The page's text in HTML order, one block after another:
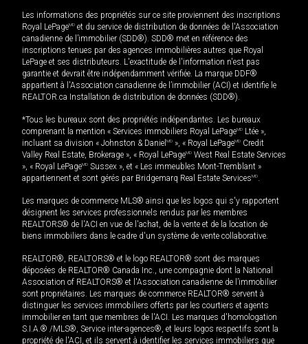
Les informations des propriétés sur ce site proviennent des inscriptions
Royal LePageMD et du service de distribution de données de l'Association
canadienne de l’immobilier (SDD®). SDD® met en référence des
inscriptions tenues par des agences immobilières autres que Royal
LePage et ses distributeurs. L'exactitude de l'information n'est pas
garantie et devrait être indépendamment vérifiée. La marque DDF®
appartient à l'Association canadienne de l’immobilier (ACI) et identifie le
REALTOR.ca Installation de distribution de données (SDD®).
*Tous les bureaux sont des propriétés indépendantes. Les bureaux
comprenant la mention « Services immobiliers Royal LePageMD Ltée »,
incluant sa division « Johnston & Daniel MD », « Royal LePageMD Credit
Valley Real Estate, Brokerage », « Royal LePageMD West Real Estate Services
», « Royal LePageMD Sussex », et « Les immeubles Mont-Tremblant »
appartiennent et sont gérés par Bridgemarq Real Estate ServicesMD.
Les marques de commerce MLS® ainsi que les logos qui s'y rapportent
désignent les services professionnels rendus par les membres
REALTORS® de l'ACI en vue de l'achat, de la vente et de la location de
biens immobiliers dans le cadre d'un système de vente collaborative.
REALTOR®, REALTORS® et le logo REALTOR® sont des marques
déposées de REALTOR® Canada Inc., une compagnie dont la National
Association of REALTORS® et l'Association canadienne de l’immobilier
sont propriétaires. Les marques de commerce REALTOR® servent à
distinguer les services immobiliers offerts par les courtiers et agents
immobilier en tant que membres de l'ACI. Les marques d'homologation
S.I.A.® /MLS®, Service inter-agences®, et leurs logos respectifs sont la
propriété de l'ACI, et ils servent à identifier les services immobiliers que